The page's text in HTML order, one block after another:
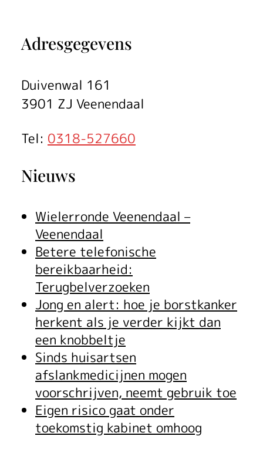
Adresgegevens
Duivenwal 161
3901 ZJ Veenendaal
Tel: 0318-527660
Nieuws
Wielerronde Veenendaal –
Veenendaal
Betere telefonische
bereikbaarheid:
Terugbelverzoeken
Jong en alert: hoe je borstkanker
herkent als je verder kijkt dan
een knobbeltje
Sinds huisartsen
afslankmedicijnen mogen
voorschrijven, neemt gebruik toe
Eigen risico gaat onder
toekomstig kabinet omhoog